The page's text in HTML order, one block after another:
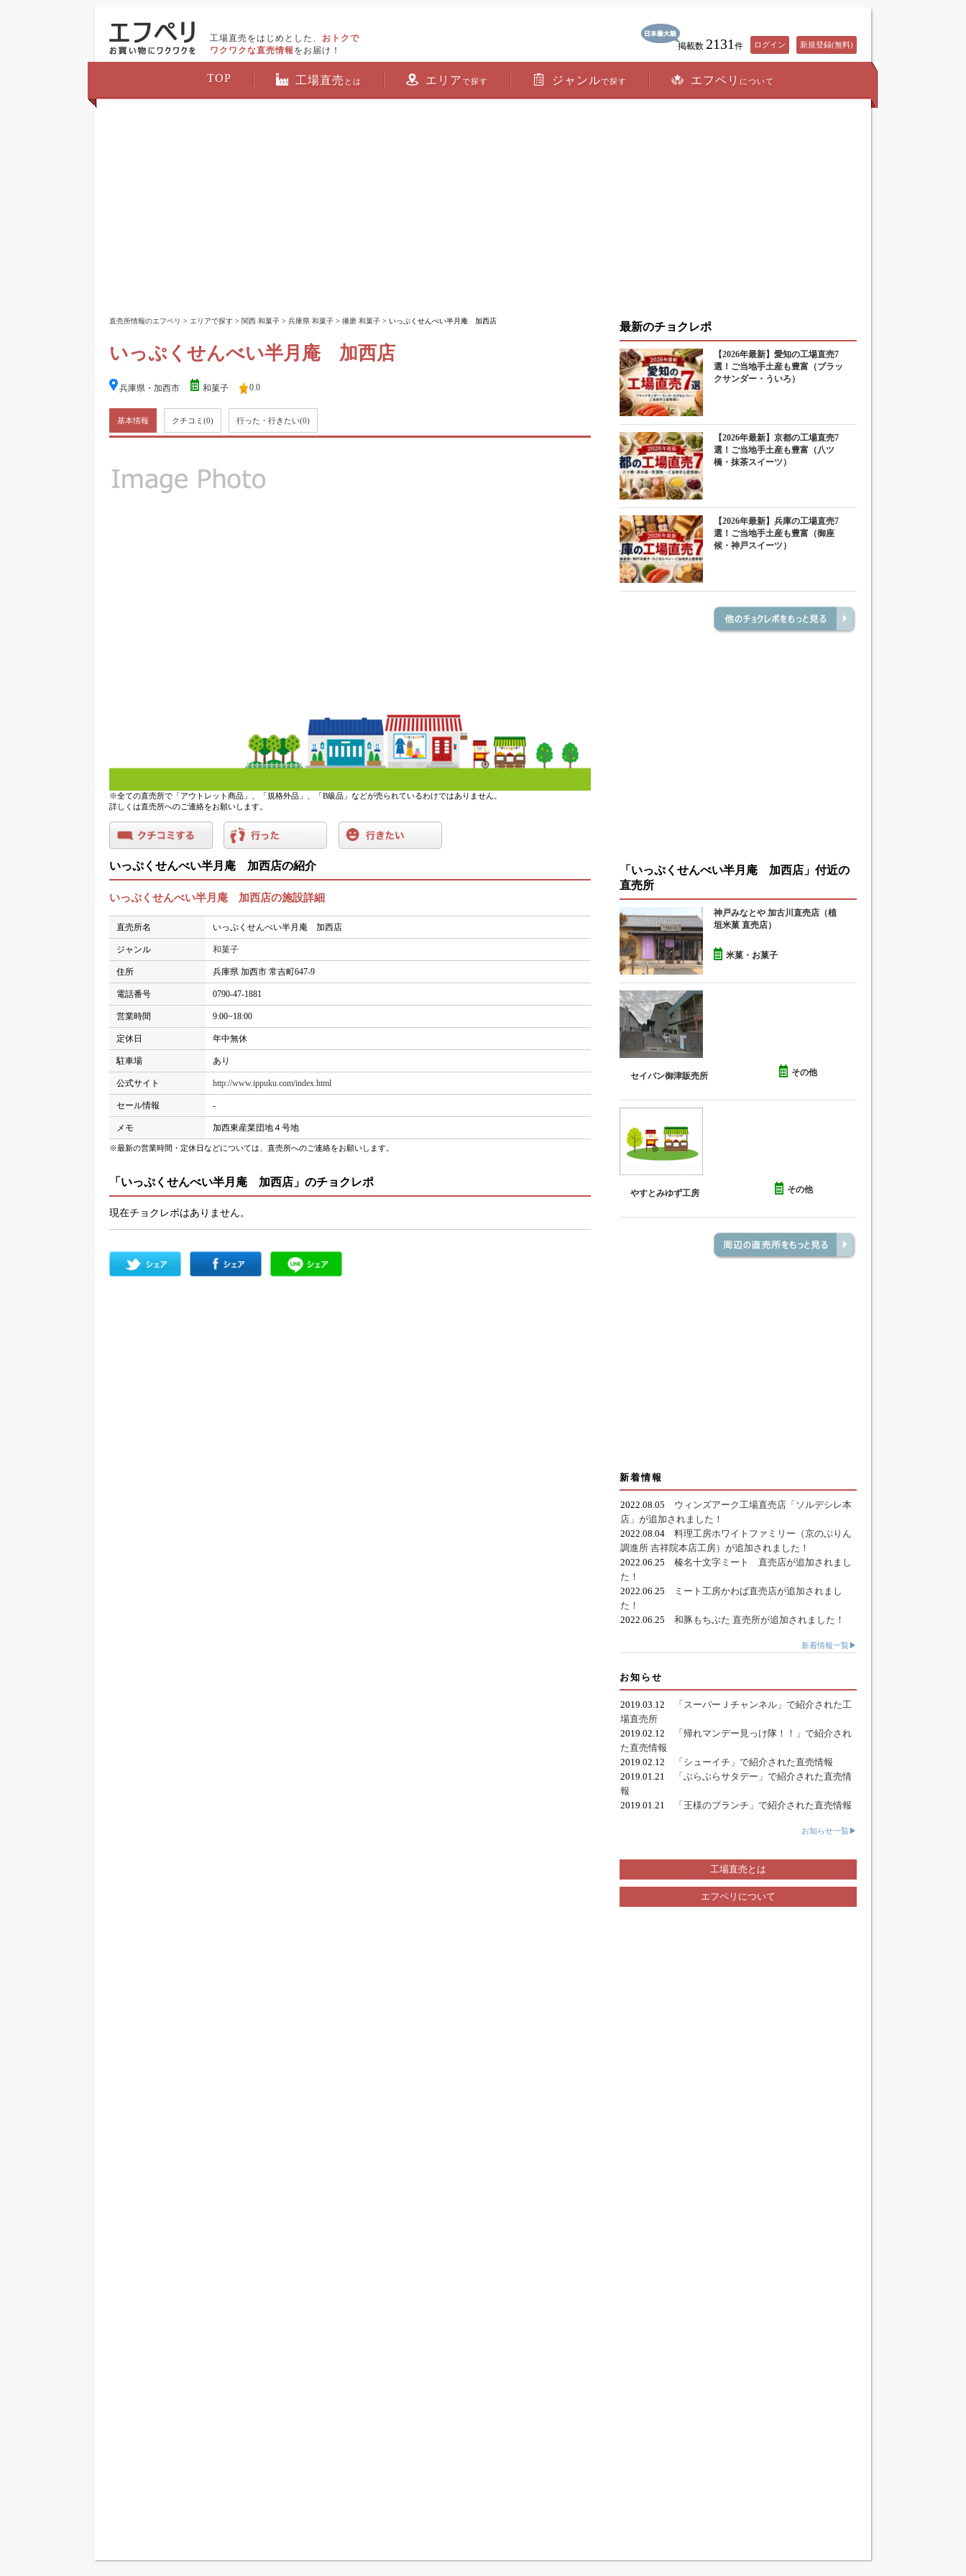
工場直売をはじめとした、 おトクで
ワクワクな直売情報 をお届け！ 掲載数 2131 件 ログイン 新規登録(無料)
TOP 工場直売 とは エリアで探す ジャンルで探す エフペリ について
直売所情報のエフペリ > エリアで探す > 関西 和菓子 > 兵庫県 和菓子 > 播磨 和菓子 > いっぷくせんべい半月庵 加西店
いっぷくせんべい半月庵 加西店
兵庫県・加西市 和菓子 0.0
基本情報 クチコミ (0) 行った・行きたい(0)
※全ての直売所で「アウトレット商品」、「規格外品」、「B級品」などが売られているわけではありません。
詳しくは直売所へのご連絡をお願いします。
いっぷくせんべい半月庵 加西店の紹介
いっぷくせんべい半月庵 加西店の施設詳細
直売所名 いっぷくせんべい半月庵 加西店
ジャンル 和菓子
住所 兵庫県 加西市 常吉町647-9
電話番号 0790-47-1881
営業時間 9:00~18:00
定休日 年中無休
駐車場 あり
公式サイト http://www.ippuku.com/index.html
セール情報 -
メモ 加西東産業団地４号地
※最新の営業時間・定休日などについては、直売所へのご連絡をお願いします。
「いっぷくせんべい半月庵 加西店」のチョクレポ
現在チョクレポはありません。
最新のチョクレポ
【2026年最新】愛知の工場直売7
選！ご当地手土産も豊富（ブラッ
クサンダー・ういろ）
【2026年最新】京都の工場直売7
選！ご当地手土産も豊富（八ツ
橋・抹茶スイーツ）
【2026年最新】兵庫の工場直売7
選！ご当地手土産も豊富（御座
候・神戸スイーツ）
「いっぷくせんべい半月庵 加西店」付近の
直売所
神戸みなとや 加古川直売店（植
垣米菓 直売店）
米菓・お菓子
セイバン御津販売所 その他
やすとみゆず工房 その他
新着情報
2022.08.05 ウィンズアーク工場直売店「ソルデシレ本
店」が追加されました！
2022.08.04 料理工房ホワイトファミリー（京のぷりん
調進所 吉祥院本店工房）が追加されました！
2022.06.25 榛名十文字ミート 直売店が追加されまし
た！
2022.06.25
ミート工房かわば直売店が追加されまし
た！
2022.06.25 和豚もちぶた 直売所が追加されました！
新着情報一覧▶
お知らせ
2019.03.12
「スーパーＪチャンネル」で紹介された工
場直売所
2019.02.12
「帰れマンデー見っけ隊！！」で紹介され
た直売情報
2019.02.12
「シューイチ」で紹介された直売情報
2019.01.21
「ぶらぶらサタデー」で紹介された直売情
報
2019.01.21
「王様のブランチ」で紹介された直売情報
お知らせ一覧▶
工場直売とは
エフペリについて